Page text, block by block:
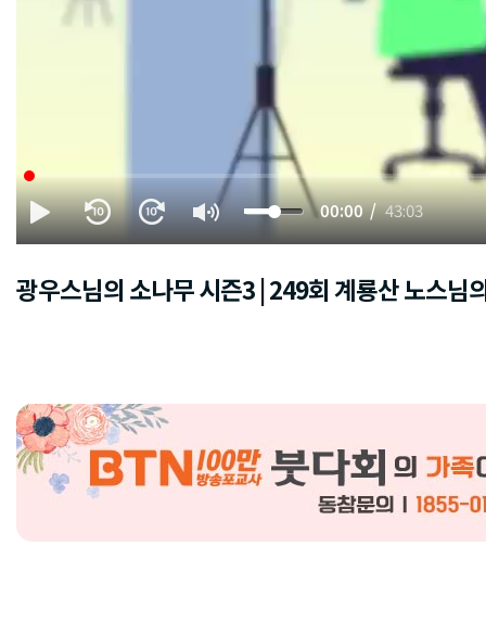
00:00 43:03
광우스님의 소나무 시즌3 | 249회 계룡산 노스님